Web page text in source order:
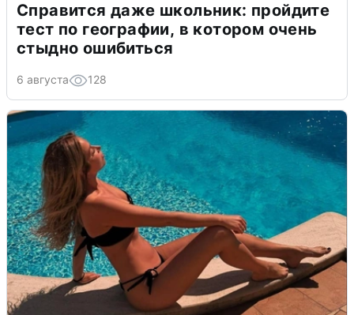
Справится даже школьник: пройдите
тест по географии, в котором очень
стыдно ошибиться
6 августа 128